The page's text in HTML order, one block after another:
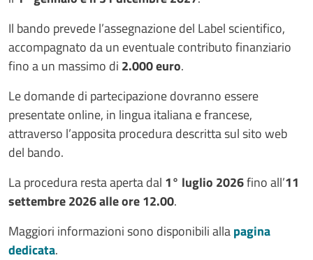
Il bando prevede l’assegnazione del Label scientifico,
accompagnato da un eventuale contributo finanziario
fino a un massimo di 2.000 euro.
Le domande di partecipazione dovranno essere
presentate online, in lingua italiana e francese,
attraverso l’apposita procedura descritta sul sito web
del bando.
La procedura resta aperta dal 1° luglio 2026fino all’11
settembre 2026 alle ore 12.00.
Maggiori informazioni sono disponibili allapagina
dedicata.